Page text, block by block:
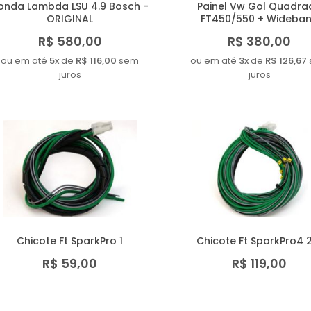
Lambda LSU 4.9 Bosch -
ORIGINAL
R$ 580,00
ou em até 5xde R$ 116,00 sem
juros
Painel Vw Gol
FT450/550 +
R$ 380,00
ou em até 3xde R$ 126,67
juros
Chicote Ft SparkPro 1
R$ 59,00
Chicote Ft SparkPro4
R$ 119,00